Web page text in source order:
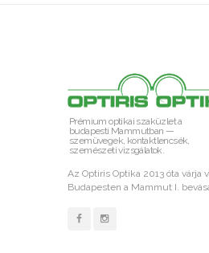
Prémium optikai szaküzlet a
budapesti Mammutban —
szemüvegek, kontaktlencsék,
szemészeti vizsgálatok.
Az Optiris Optika 2013 óta várja
Budapesten a Mammut I.